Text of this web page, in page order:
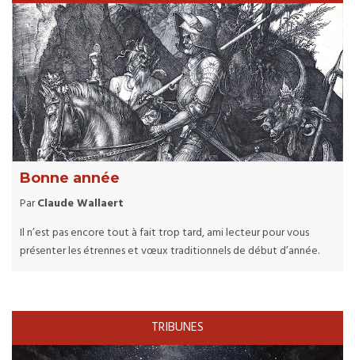
Bonne année
ParClaude Wallaert
Il n’est pas encore tout à fait trop tard, ami lecteur pour vous
présenter les étrennes et vœux traditionnels de début d’année.
TRIBUNES